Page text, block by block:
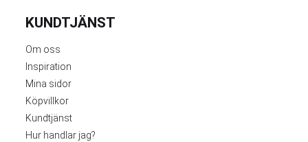
KUNDTJÄNST
Om oss
Inspiration
Mina sidor
Köpvillkor
Kundtjänst
Hur handlar jag?